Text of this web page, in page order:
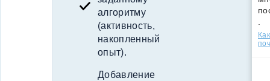
алгоритму
(активность,
накопленный
опыт).
Добавление